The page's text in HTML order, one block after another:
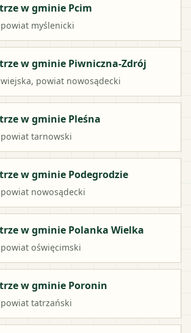
w gminie Pcim
myślenicki
w gminie Piwniczna-Zdrój
, powiat nowosądecki
w gminie Pleśna
tarnowski
w gminie Podegrodzie
nowosądecki
w gminie Polanka Wielka
oświęcimski
w gminie Poronin
tatrzański